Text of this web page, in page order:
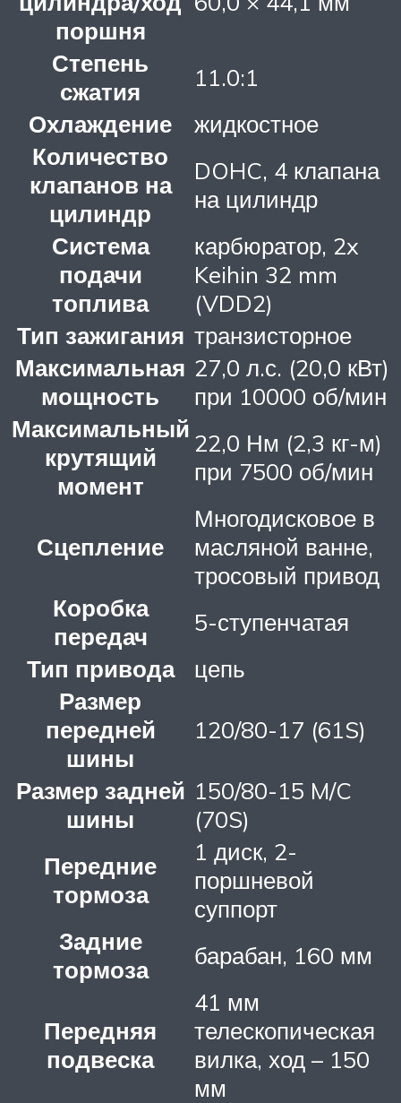
поршня
Степень
сжатия
11.0:1
Охлаждение
жидкостное
Количество
клапанов на
цилиндр
DOHC, 4 клапана
на цилиндр
Система
подачи
топлива
карбюратор, 2x
Keihin 32 mm
(VDD2)
Тип зажигания транзисторное
Максимальная
мощность
27,0 л.с. (20,0 кВт)
при 10000 об/мин
Максимальный
крутящий
момент
22,0 Нм (2,3 кг-м)
при 7500 об/мин
Сцепление
Многодисковое в
масляной ванне,
тросовый привод
Коробка
передач
5-ступенчатая
Тип привода
цепь
Размер
передней
шины
120/80-17 (61S)
Размер задней
шины
150/80-15 M/C
(70S)
Передние
тормоза
1 диск, 2-
поршневой
суппорт
Задние
тормоза
барабан, 160 мм
Передняя
подвеска
41 мм
телескопическая
вилка, ход – 150
мм